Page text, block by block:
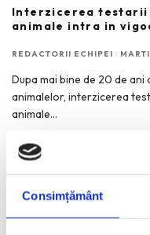
Consimțământ
Interzicerea testarii
animale intra in
REDACTORII ECHIPEI ·
Dupa mai bine de 20 de
animalelor, interzicerea
animale...